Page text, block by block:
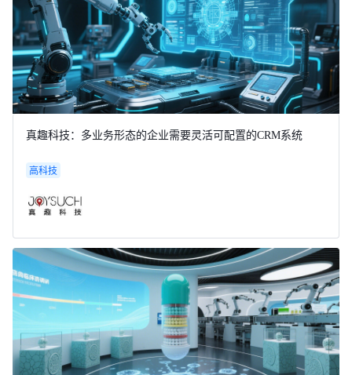
真趣科技：多业务形态的企业需要灵活可配置的CRM系统
高科技